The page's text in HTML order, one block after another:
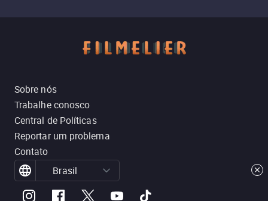
Sobre nós
Trabalhe conosco
Central de Políticas
Reportar um problema
Contato
Brasil